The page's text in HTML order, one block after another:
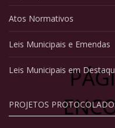
Atos Normativos
Leis Municipais e Emendas
Leis Municipais em
PROJETOS